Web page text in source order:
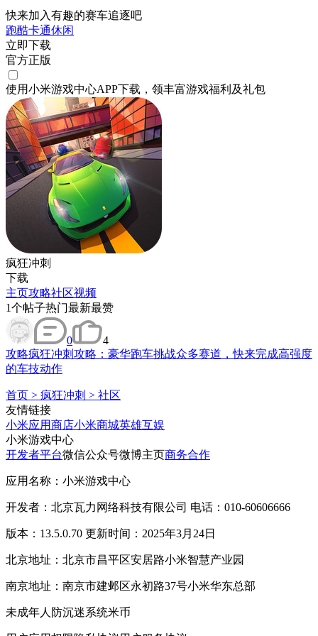
快来加入有趣的赛车追逐吧
跑酷卡通休闲
立即下载
官方正版
使用小米游戏中心APP下载 ，领丰富游戏福利 及礼包
疯狂冲刺
下载
主页攻略社区视频
1个帖子热门最新最赞
0
4
攻略疯狂冲刺攻略：豪华跑车挑战众多赛道，快来完成高强度
的车技动作
首页 > 疯狂冲刺 > 社区
友情链接
小米应用商店小米商城英雄互娱
小米游戏中心
开发者平台微信公众号微博主页商务合作
应用名称：小米游戏中心
开发者：北京瓦力网络科技有限公司 电话：010-60606666
版本：13.5.0.70 更新时间：2025年3月24日
北京地址：北京市昌平区安居路小米智慧产业园
南京地址：南京市建邺区永初路37号小米华东总部
未成年人防沉迷系统米币